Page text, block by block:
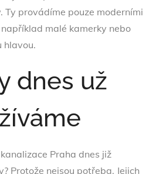
Ty provádíme pouze moderními
malé kamerky nebo
hlavou.
dnes už
Praha dnes již
Protože nejsou potřeba. Jejich